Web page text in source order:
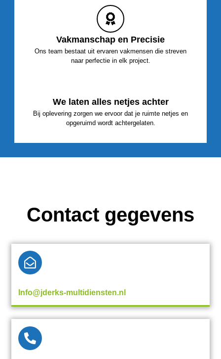
Vakmanschap en Precisie
Ons team bestaat uit ervaren vakmensen die streven
naar perfectie in elk project.
We laten alles netjes achter
Bij oplevering zorgen we ervoor dat je ruimte netjes en
opgeruimd wordt achtergelaten.
Contact gegevens
Info@jderks-multidiensten.nl